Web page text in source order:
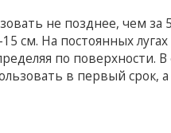
не позднее, чем
15 см. На постоянных
по поверхности.
в первый срок,